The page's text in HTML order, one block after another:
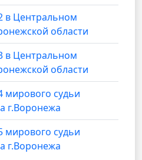
в Центральном
области
в Центральном
области
мирового судьи
г.Воронежа
мирового судьи
г.Воронежа